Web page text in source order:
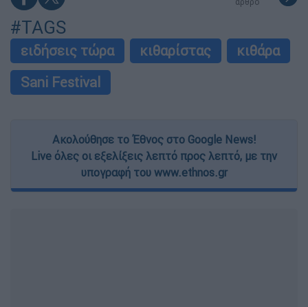
Διαβάστε ακόμη
«Είχαν άδεια για τις Αλυκές,
προσγειώθηκαν στο... Σαρακήνικο:
Προθεσμία να απολογηθούν ζήτησαν
χειριστής και ιδιοκτήτης
«Ο πνιγμός είναι αθόρυβος»:
Ναυαγοσώστης εξηγεί πώς σε ελάχιστα
δευτερόλεπτα ένα παιδί μπορεί να
κινδυνεύσει - Σοκαριστικό βίντεο από μια